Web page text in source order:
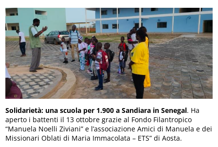
Solidarietà: una scuola per 1.900 a Sandiara in Senegal. Ha
aperto i battenti il 13 ottobre grazie al Fondo Filantropico
“Manuela Noelli Ziviani” e l’associazione Amici di Manuela e dei
Missionari Oblati di Maria Immacolata – ETS” di Aosta.